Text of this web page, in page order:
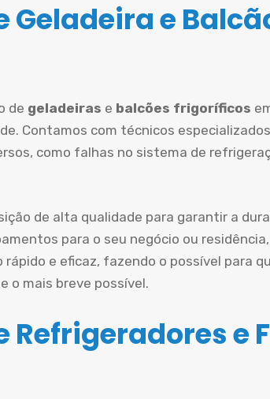
Geladeira e
de geladeiras e balcões frigoríficos
Contamos com técnicos
como falhas no sistema de
de alta qualidade para garantir a
para o seu negócio ou
e eficaz, fazendo o possível para
o mais breve possível.
Refrigeradores e